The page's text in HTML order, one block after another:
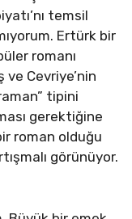
temsil
Ertürk bir
romanı
ve Cevriye’nin
tipini
gerektiğine
roman olduğu
görünüyor.